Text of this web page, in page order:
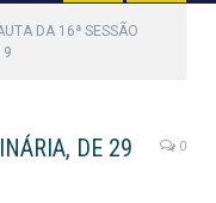
DA 16ª SESSÃO
DE 29
0